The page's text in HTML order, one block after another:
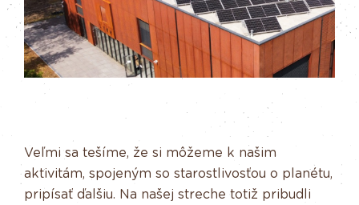
Veľmi sa tešíme, že si môžeme k našim
aktivitám, spojeným so starostlivosťou o planétu,
pripísať ďalšiu. Na našej streche totiž pribudli